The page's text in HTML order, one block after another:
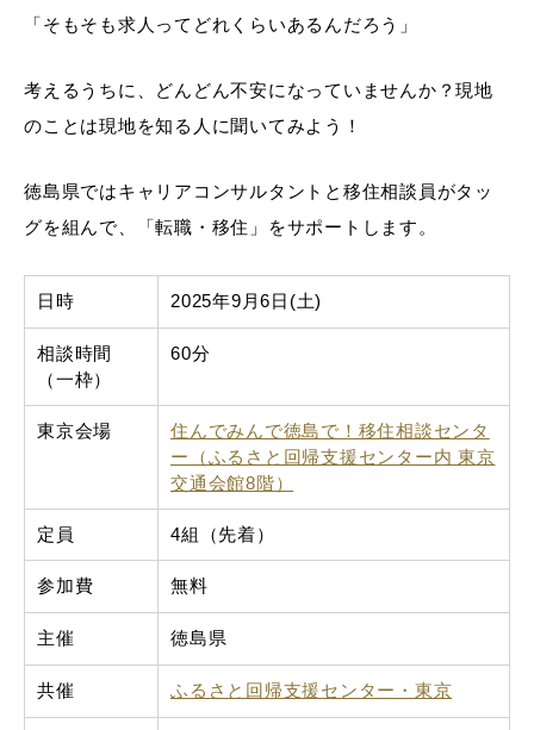
「そもそも求人ってどれくらいあるんだろう」
考えるうちに、どんどん不安になっていませんか？現地
のことは現地を知る人に聞いてみよう！
徳島県ではキャリアコンサルタントと移住相談員がタッ
グを組んで、「転職・移住」をサポートします。
日時 2025年9月6日(土)
相談時間
（一枠）
60分
東京会場
住んでみんで徳島で！移住相談センタ
ー（ふるさと回帰支援センター内 東京
交通会館8階）
定員 4組（先着）
参加費 無料
主催 徳島県
共催 ふるさと回帰支援センター・東京